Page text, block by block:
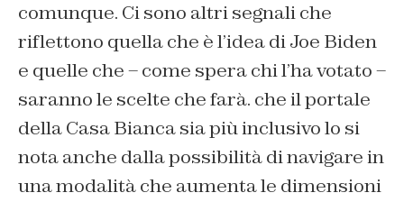
comunque. Ci sono altri segnali che
riflettono quella che è l’idea di Joe Biden
e quelle che – come spera chi l’ha votato –
saranno le scelte che farà. che il portale
della Casa Bianca sia più inclusivo lo si
nota anche dalla possibilità di navigare in
una modalità che aumenta le dimensioni